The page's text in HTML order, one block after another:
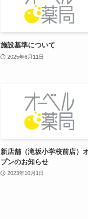
施設基準について
2025年6月11日
新店舗（滝坂小学校前店）
プンのお知らせ
2023年10月1日